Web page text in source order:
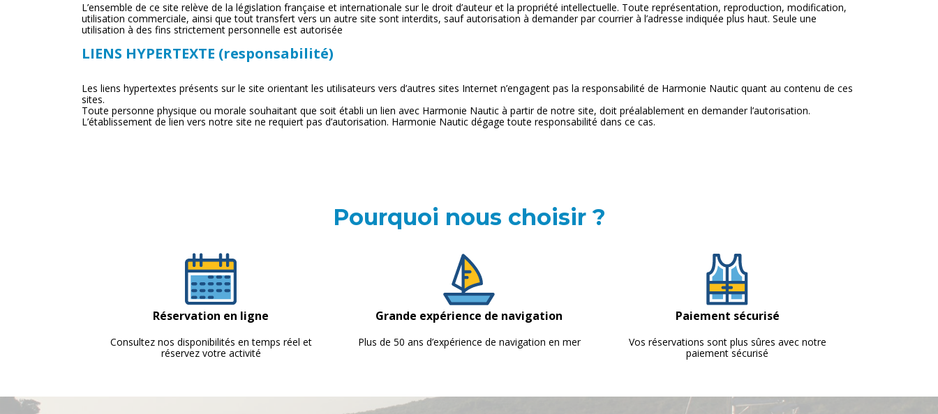
L’ensemble de ce site relève de la législation française et internationale sur le droit d’auteur et la propriété intellectuelle. Toute représentation, reproduction, modification,
utilisation commerciale, ainsi que tout transfert vers un autre site sont interdits, sauf autorisation à demander par courrier à l’adresse indiquée plus haut. Seule une
utilisation à des fins strictement personnelle est autorisée
LIENS HYPERTEXTE (responsabilité)
Les liens hypertextes présents sur le site orientant les utilisateurs vers d’autres sites Internet n’engagent pas la responsabilité de Harmonie Nautic quant au contenu de ces
sites.
Toute personne physique ou morale souhaitant que soit établi un lien avec Harmonie Nautic à partir de notre site, doit préalablement en demander l’autorisation.
L’établissement de lien vers notre site ne requiert pas d’autorisation. Harmonie Nautic dégage toute responsabilité dans ce cas.
Pourquoi nous choisir ?
Réservation en ligne
Consultez nos disponibilités en temps réel et
réservez votre activité
Grande expérience de navigation
Plus de 50 ans d’expérience de navigation en mer
Paiement sécurisé
Vos réservations sont plus sûres avec notre
paiement sécurisé